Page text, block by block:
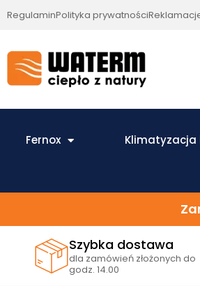
RegulaminPolityka prywatności
Fernox Klimatyzacja
Szybka dostawa
dla zamówień złożonych do
godz. 14.00